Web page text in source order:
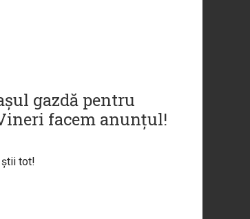
gazdă pentru
facem anunțul!
știi tot!